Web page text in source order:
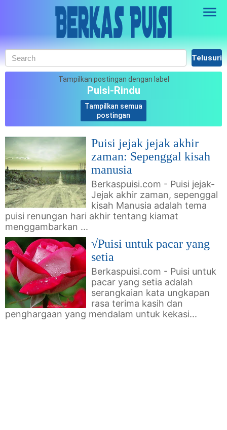
Skip to main content
Tampilkan postingan dengan label
Puisi-Rindu
Tampilkan semua
postingan
Puisi jejak jejak akhir
zaman: Sepenggal kisah
manusia
Berkaspuisi.com - Puisi jejak-
Jejak akhir zaman, sepenggal
kisah Manusia adalah tema
puisi renungan hari akhir tentang kiamat
menggambarkan ...
√Puisi untuk pacar yang
setia
Berkaspuisi.com - Puisi untuk
pacar yang setia adalah
serangkaian kata ungkapan
rasa terima kasih dan
penghargaan yang mendalam untuk kekasi...